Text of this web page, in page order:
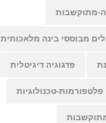
מתוקשבות
מבוססי בינה מלאכותית
פדגוגיה דיגיטלית
פלטפורמות-טכנולוגיות